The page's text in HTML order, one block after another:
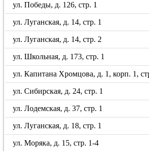
ул. Победы, д. 126, стр. 1
ул. Луганская, д. 14, стр. 1
ул. Луганская, д. 14, стр. 2
ул. Школьная, д. 173, стр. 1
ул. Капитана Хромцова, д. 1, корп. 1,
ул. Сибирская, д. 24, стр. 1
ул. Лодемская, д. 37, стр. 1
ул. Луганская, д. 18, стр. 1
ул. Моряка, д. 15, стр. 1-4